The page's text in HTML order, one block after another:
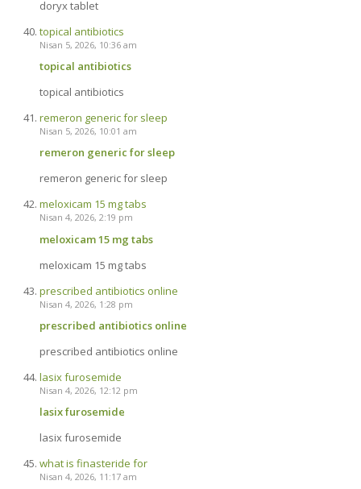
doryx tablet
topical antibiotics
Nisan 5, 2026, 10:36 am
topical antibiotics
topical antibiotics
remeron generic for sleep
Nisan 5, 2026, 10:01 am
remeron generic for sleep
remeron generic for sleep
meloxicam 15 mg tabs
Nisan 4, 2026, 2:19 pm
meloxicam 15 mg tabs
meloxicam 15 mg tabs
prescribed antibiotics online
Nisan 4, 2026, 1:28 pm
prescribed antibiotics online
prescribed antibiotics online
lasix furosemide
Nisan 4, 2026, 12:12 pm
lasix furosemide
lasix furosemide
what is finasteride for
Nisan 4, 2026, 11:17 am